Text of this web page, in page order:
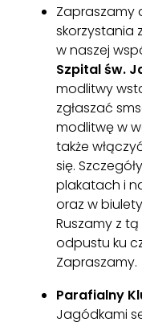
Zapraszamy
skorzystania
w naszej
Szpital św.
modlitwy
zgłaszać
modlitwę w
także
się.
plakatach i
oraz w
Ruszamy z
odpustu ku
Zapraszamy.
Parafialny
Jagódkami